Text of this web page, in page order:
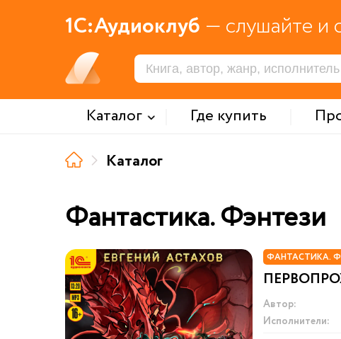
1С:Аудиоклуб — слушайте и
Каталог Где купить
Каталог
Фантастика. Фэнтези
ФАНТАСТИКА.
Автор:
Исполнители: